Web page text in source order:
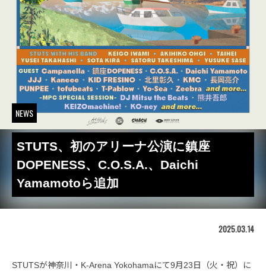
NEWS
STUTS、初のアリーナ公演に鎮座
DOPENESS、C.O.S.A.、Daichi
Yamamotoら追加
2025.03.14
STUTSが神奈川・K-Arena Yokohamaにて9月23日（火・祝）に